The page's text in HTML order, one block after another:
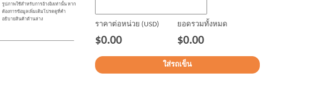
รูปภาพใช้สำหรับการอ้างอิงเท่านั้น หาก
ต้องการข้อมูลเพิ่มเติมโปรดดูที่คำ
อธิบายสินค้าด้านล่าง
ราคาต่อหน่วย (USD) ยอดรวมทั้งหมด
$0.00 $0.00